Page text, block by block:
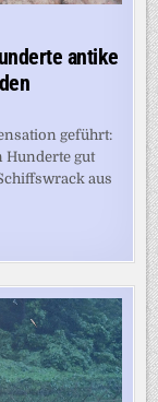
antike
geführt:
Hunderte gut
aus